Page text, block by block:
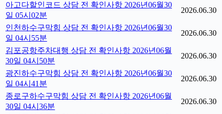
아고다할인코드 상담 전 확인사항 2026년06월30
일 05시02분
2026.06.30
인천하수구막힘 상담 전 확인사항 2026년06월30
일 04시55분
2026.06.30
김포공항주차대행 상담 전 확인사항 2026년06월
30일 04시50분
2026.06.30
광진하수구막힘 상담 전 확인사항 2026년06월30
일 04시41분
2026.06.30
종로구하수구막힘 상담 전 확인사항 2026년06월
30일 04시36분
2026.06.30